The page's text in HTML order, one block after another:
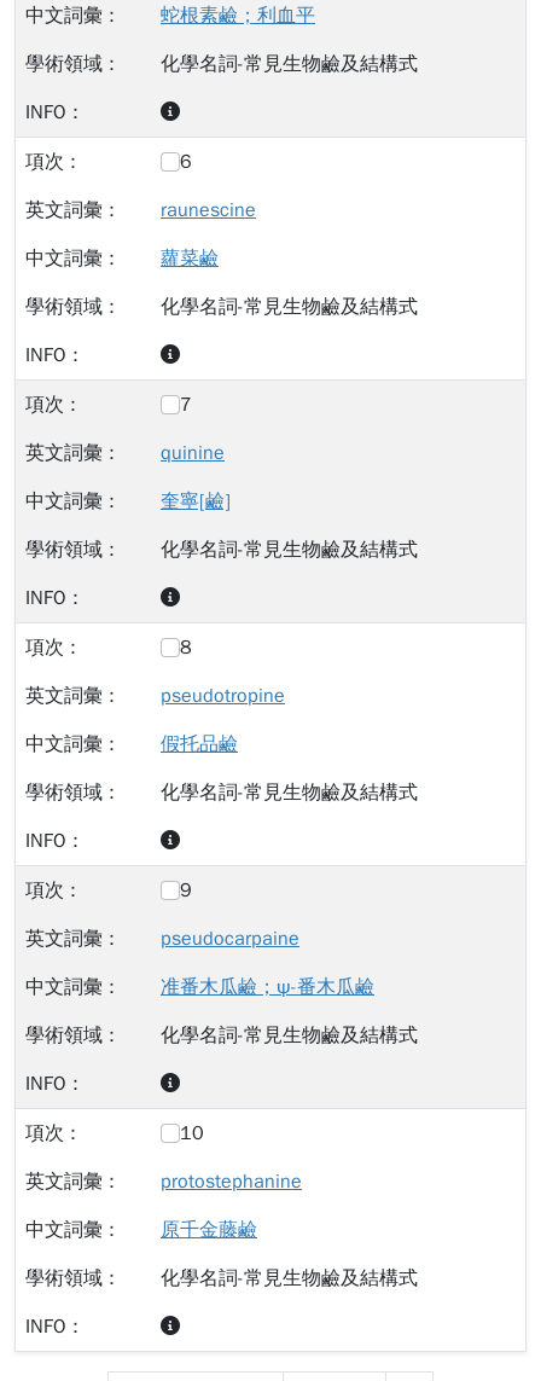
蛇根素鹼；利血平
化學名詞-常見生物鹼及結構式
6
raunescine
蘿菜鹼
化學名詞-常見生物鹼及結構式
7
quinine
奎寧[鹼]
化學名詞-常見生物鹼及結構式
8
pseudotropine
假托品鹼
化學名詞-常見生物鹼及結構式
9
pseudocarpaine
准番木瓜鹼；ψ-番木瓜鹼
化學名詞-常見生物鹼及結構式
10
protostephanine
原千金藤鹼
化學名詞-常見生物鹼及結構式